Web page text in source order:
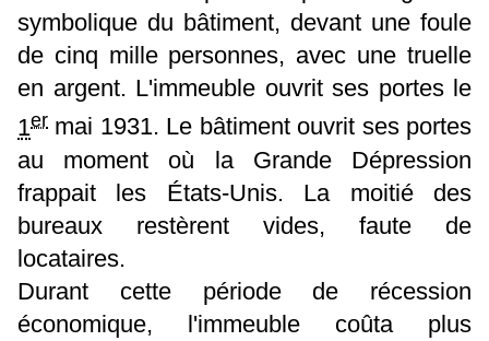
symbolique du bâtiment, devant une foule
de cinq mille personnes, avec une truelle
en argent. L'immeuble ouvrit ses portes le
1er mai 1931. Le bâtiment ouvrit ses portes
au moment où la Grande Dépression
frappait les États-Unis. La moitié des
bureaux restèrent vides, faute de
locataires.
Durant cette période de récession
économique, l'immeuble coûta plus